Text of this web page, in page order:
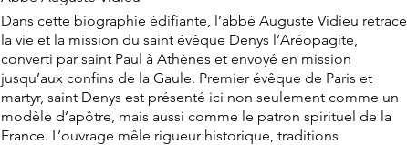
Dans cette biographie édifiante, l’abbé Auguste Vidieu retrace
la vie et la mission du saint évêque Denys l’Aréopagite,
converti par saint Paul à Athènes et envoyé en mission
jusqu’aux confins de la Gaule. Premier évêque de Paris et
martyr, saint Denys est présenté ici non seulement comme un
modèle d’apôtre, mais aussi comme le patron spirituel de la
France. L’ouvrage mêle rigueur historique, traditions